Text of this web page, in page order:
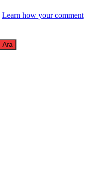
Learn how your comment